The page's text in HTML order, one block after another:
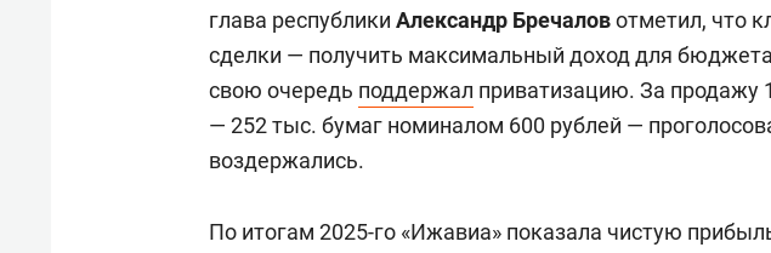
глава республики Александр Бречаловотметил, что
сделки — получить максимальный доход для
свою очередь поддержал приватизацию. За продажу
— 252 тыс. бумаг номиналом 600 рублей —
воздержались.
По итогам 2025-го «Ижавиа» показала чистую